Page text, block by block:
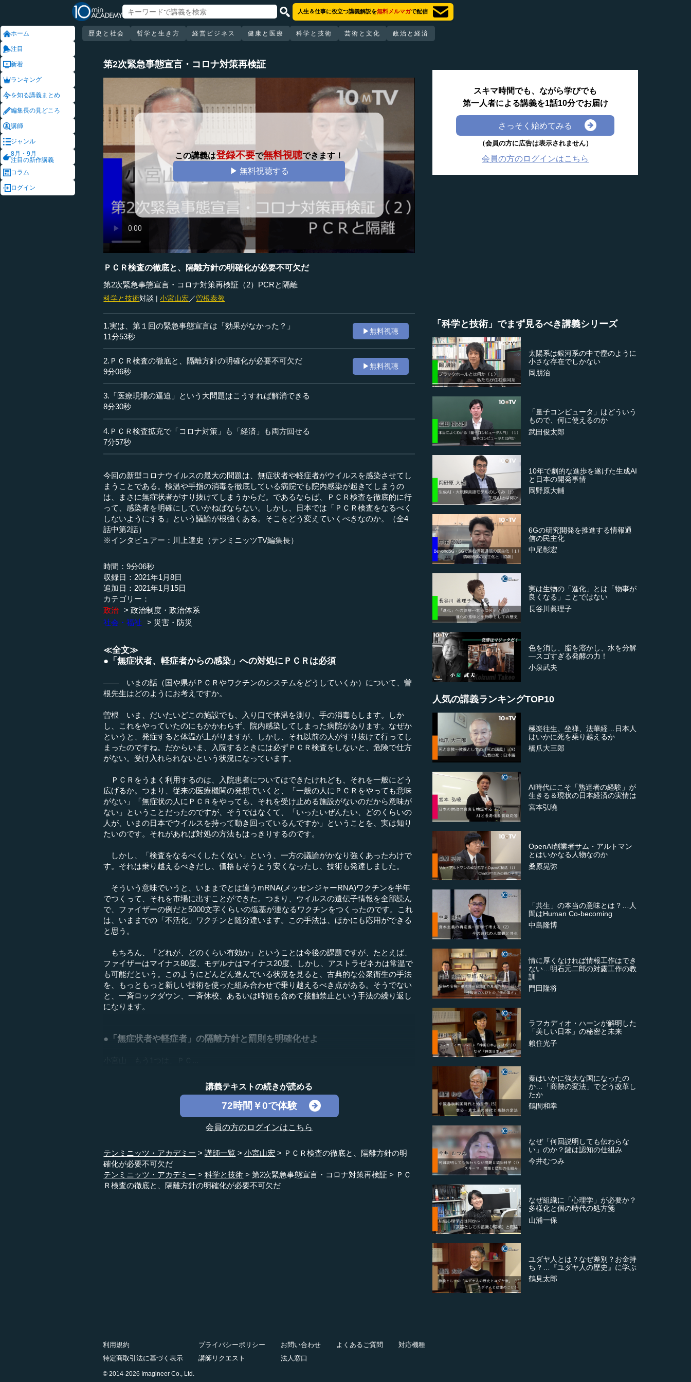
ホーム
注目
新着
ランキング
を知る講義まとめ
編集長の見どころ
講師
ジャンル
8月・9月
注目の新作講義
コラム
ログイン
人生＆仕事に役立つ講義解説を無料メルマガで配信
歴史と社会 哲学と生き方 経営ビジネス 健康と医療 科学と技術 芸術と文化 政治と経済
第2次緊急事態宣言・コロナ対策再検証
この講義は登録不要で無料視聴できます！
▶ 無料視聴する
ＰＣＲ検査の徹底と、隔離方針の明確化が必要不可欠だ
第2次緊急事態宣言・コロナ対策再検証（2）PCRと隔離
科学と技術対談 |小宮山宏／曽根泰教
1.実は、第１回の緊急事態宣言は「効果がなかった？」
11分53秒
▶無料視聴
2.ＰＣＲ検査の徹底と、隔離方針の明確化が必要不可欠だ
9分06秒
▶無料視聴
3.「医療現場の逼迫」という大問題はこうすれば解消できる
8分30秒
4.ＰＣＲ検査拡充で「コロナ対策」も「経済」も両方回せる
7分57秒
今回の新型コロナウイルスの最大の問題は、無症状者や軽症者がウイルスを感染させてし
まうことである。検温や手指の消毒を徹底している病院でも院内感染が起きてしまうの
は、まさに無症状者がすり抜けてしまうからだ。であるならば、ＰＣＲ検査を徹底的に行
って、感染者を明確にしていかねばならない。しかし、日本では「ＰＣＲ検査をなるべく
しないようにする」という議論が根強くある。そこをどう変えていくべきなのか。（全4
話中第2話）
※インタビュアー：川上達史（テンミニッツTV編集長）
時間：9分06秒
収録日：2021年1月8日
追加日：2021年1月15日
カテゴリー：
政治
政治制度・政治体系
社会・福祉
災害・防災
≪全文≫
●「無症状者、軽症者からの感染」への対処にＰＣＲは必須
―― いまの話（国や県がＰＣＲやワクチンのシステムをどうしていくか）について、曽
根先生はどのようにお考えですか。
曽根 いま、だいたいどこの施設でも、入り口で体温を測り、手の消毒もします。しか
し、これをやっていたのにもかかわらず、院内感染してしまった病院があります。なぜか
というと、発症すると体温が上がりますが、しかし、それ以前の人がすり抜けて行ってし
まったのですね。だからいま、入院するときには必ずＰＣＲ検査をしないと、危険で仕方
がない。受け入れられないという状況になっています。
ＰＣＲをうまく利用するのは、入院患者についてはできたけれども、それを一般にどう
広げるか。つまり、従来の医療機関の発想でいくと、「一般の人にＰＣＲをやっても意味
がない」「無症状の人にＰＣＲをやっても、それを受け止める施設がないのだから意味が
ない」ということだったのですが、そうではなくて、「いったいぜんたい、どのくらいの
人が、いまの日本でウイルスを持って動き回っているんですか」ということを、実は知り
たいのです。それがあれば対処の方法もはっきりするのです。
しかし、「検査をなるべくしたくない」という、一方の議論がかなり強くあったわけで
す。それは乗り越えるべきだし、価格もそうとう安くなったし、技術も発達しました。
そういう意味でいうと、いままでとは違うmRNA(メッセンジャーRNA)ワクチンを半年
でつくって、それを市場に出すことができた。つまり、ウイルスの遺伝子情報を全部読ん
で、ファイザーの例だと5000文字くらいの塩基が連なるワクチンをつくったのです。これ
は、いままでの「不活化」ワクチンと随分違います。この手法は、ほかにも応用ができる
と思う。
もちろん、「どれが、どのくらい有効か」ということは今後の課題ですが、たとえば、
ファイザーはマイナス80度、モデルナはマイナス20度、しかし、アストラゼネカは常温で
も可能だという。このようにどんどん進んでいる状況を見ると、古典的な公衆衛生の手法
を、もっともっと新しい技術を使った組み合わせで乗り越えるべき点がある。そうでない
と、一斉ロックダウン、一斉休校、あるいは時短も含めて接触禁止という手法の繰り返し
になります。
●「無症状者や軽症者」の隔離方針と罰則を明確化せよ
講義テキストの続きが読める
72時間￥0で体験
会員の方のログインはこちら
テンミニッツ・アカデミー 講師一覧 小宮山宏
ＰＣＲ検査の徹底と、隔離方針の明
確化が必要不可欠だ
テンミニッツ・アカデミー
科学と技術 第2次緊急事態宣言・コロナ対策再検証
ＰＣ
Ｒ検査の徹底と、隔離方針の明確化が必要不可欠だ
スキマ時間でも、ながら学びでも
第一人者による講義を1話10分でお届け
さっそく始めてみる
（会員の方に広告は表示されません）
会員の方のログインはこちら
「科学と技術」でまず見るべき講義シリーズ
太陽系は銀河系の中で塵のように
小さな存在でしかない
岡朋治
「量子コンピュータ」はどういう
もので、何に使えるのか
武田俊太郎
10年で劇的な進歩を遂げた生成AI
と日本の開発事情
岡野原大輔
6Gの研究開発を推進する情報通
信の民主化
中尾彰宏
実は生物の「進化」とは「物事が
良くなる」ことではない
長谷川眞理子
色を消し、脂を溶かし、水を分解
―スゴすぎる発酵の力！
小泉武夫
人気の講義ランキングTOP10
極楽往生、坐禅、法華経…日本人
はいかに死を乗り越えるか
橋爪大三郎
AI時代にこそ「熟達者の経験」が
生きる＆現状の日本経済の実情は
宮本弘曉
OpenAI創業者サム・アルトマン
とはいかなる人物なのか
桑原晃弥
「共生」の本当の意味とは？…人
間はHuman Co-becoming
中島隆博
情に厚くなければ情報工作はでき
ない…明石元二郎の対露工作の教
訓
門田隆将
ラフカディオ・ハーンが解明した
「美しい日本」の秘密と未来
賴住光子
秦はいかに強大な国になったの
か…「商鞅の変法」でどう改革し
たか
鶴間和幸
なぜ「何回説明しても伝わらな
い」のか？鍵は認知の仕組み
今井むつみ
なぜ組織に「心理学」が必要か？
多様化と個の時代の処方箋
山浦一保
ユダヤ人とは？なぜ差別？お金持
ち？…『ユダヤ人の歴史』に学ぶ
鶴見太郎
利用規約 プライバシーポリシー お問い合わせ よくあるご質問
対応機種
特定商取引法に基づく表示
講師リクエスト 法人窓口
© 2014-2026 Imagineer Co., Ltd.